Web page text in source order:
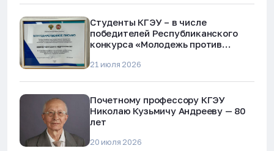
Студенты КГЭУ – в числе
победителей Республиканского
конкурса «Молодежь против
мошенничества»
21 июля 2026
Почетному профессору КГЭУ
Николаю Кузьмичу Андрееву — 80
лет
20 июля 2026